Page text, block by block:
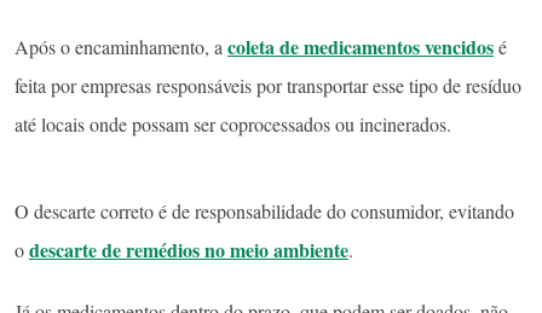
Após o encaminhamento, a coleta de medicamentos vencidosé
feita por empresas responsáveis por transportar esse tipo de resíduo
até locais onde possam ser coprocessados ou incinerados.
O descarte correto é de responsabilidade do consumidor, evitando
odescarte de remédios no meio ambiente.